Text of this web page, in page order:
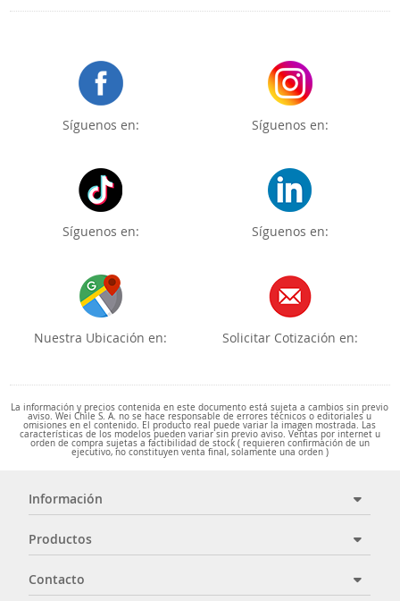
Síguenos en: Síguenos en:
Síguenos en: Síguenos en:
Nuestra Ubicación en: Solicitar Cotización en:
La información y precios contenida en este documento está sujeta a cambios sin previo
aviso. Wei Chile S. A. no se hace responsable de errores técnicos o editoriales u
omisiones en el contenido. El producto real puede variar la imagen mostrada. Las
características de los modelos pueden variar sin previo aviso. Ventas por internet u
orden de compra sujetas a factibilidad de stock ( requieren confirmación de un
ejecutivo, no constituyen venta final, solamente una orden )
Información
Productos
Contacto